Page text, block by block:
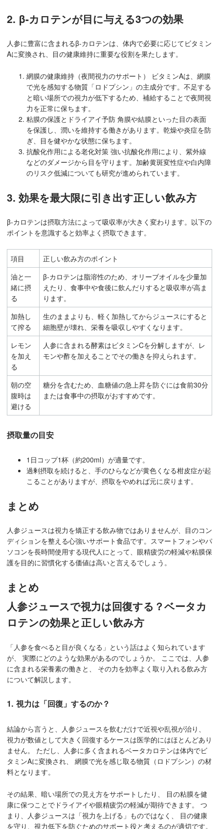
2. β-カロテンが目に与える3つの効果
人参に豊富に含まれるβ-カロテンは、体内で必要に応じてビタミン
Aに変換され、目の健康維持に重要な役割を果たします。
網膜の健康維持（夜間視力のサポート） ビタミンAは、網膜
で光を感知する物質「ロドプシン」の主成分です。不足する
と暗い場所での視力が低下するため、補給することで夜間視
力を正常に保ちます。
粘膜の保護とドライアイ予防 角膜や結膜といった目の表面
を保護し、潤いを維持する働きがあります。乾燥や炎症を防
ぎ、目を健やかな状態に保ちます。
抗酸化作用による老化対策 強い抗酸化作用により、紫外線
などのダメージから目を守ります。加齢黄斑変性症や白内障
のリスク低減についても研究が進められています。
3. 効果を最大限に引き出す正しい飲み方
β-カロテンは摂取方法によって吸収率が大きく変わります。以下の
ポイントを意識すると効率よく摂取できます。
項目
正しい飲み方のポイント
油と一
緒に摂
る
β-カロテンは脂溶性のため、オリーブオイルを少量加
えたり、食事中や食後に飲んだりすると吸収率が高ま
ります。
加熱し
て搾る
生のままよりも、軽く加熱してからジュースにすると
細胞壁が壊れ、栄養を吸収しやすくなります。
レモン
を加え
る
人参に含まれる酵素はビタミンCを分解しますが、レ
モンや酢を加えることでその働きを抑えられます。
朝の空
腹時は
避ける
糖分を含むため、血糖値の急上昇を防ぐには食前30分
または食事中の摂取がおすすめです。
摂取量の目安
1日コップ1杯（約200ml）が適量です。
過剰摂取を続けると、手のひらなどが黄色くなる柑皮症が起
こることがありますが、摂取をやめれば元に戻ります。
まとめ
人参ジュースは視力を矯正する飲み物ではありませんが、目のコン
ディションを整える心強いサポート食品です。スマートフォンやパ
ソコンを長時間使用する現代人にとって、眼精疲労の軽減や粘膜保
護を目的に習慣化する価値は高いと言えるでしょう。
まとめ
人参ジュースで視力は回復する？ベータカ
ロテンの効果と正しい飲み方
「人参を食べると目が良くなる」という話はよく知られています
が、 実際にどのような効果があるのでしょうか。 ここでは、人参
に含まれる栄養素の働きと、 その力を効率よく取り入れる飲み方
について解説します。
1. 視力は「回復」するのか？
結論から言うと、人参ジュースを飲むだけで近視や乱視が治り、
視力が数値として大きく回復するケースは医学的にはほとんどあり
ません。 ただし、人参に多く含まれるベータカロテンは体内でビ
タミンAに変換され、 網膜で光を感じ取る物質（ロドプシン）の材
料となります。
その結果、暗い場所での見え方をサポートしたり、 目の粘膜を健
康に保つことでドライアイや眼精疲労の軽減が期待できます。 つ
まり、人参ジュースは「視力を上げる」ものではなく、 目の健康
を守り、視力低下を防ぐためのサポート役と考えるのが適切です。